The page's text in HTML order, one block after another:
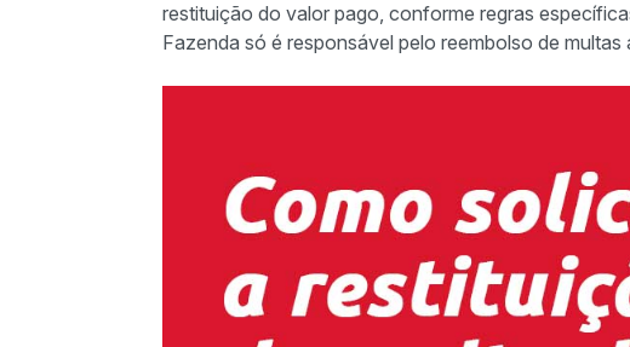
restituição do valor pago, conforme regras
Fazenda só é responsável pelo reembolso de